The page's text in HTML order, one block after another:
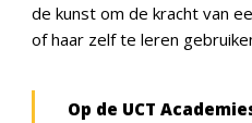
de kunst om de kracht van
of haar zelf te leren
Op de UCT